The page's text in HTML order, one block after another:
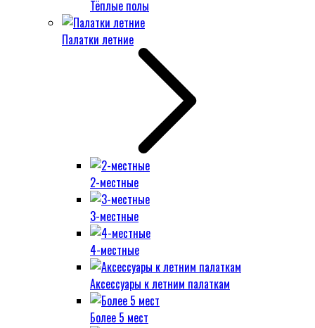
Тёплые полы
Палатки летние
2-местные
3-местные
4-местные
Аксессуары к летним палаткам
Более 5 мест